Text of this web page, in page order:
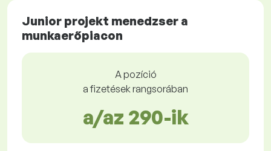
Junior projekt menedzser a
munkaerőpiacon
A pozíció
a fizetések rangsorában
a/az 290-ik